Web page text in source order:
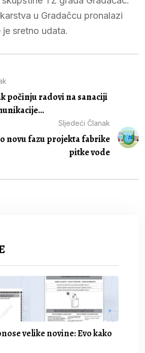
u Gradačcu pronalazi
sretno udata.
počinju radovi na sanaciji
Sljedeći Članak
novu fazu projekta fabrike
pitke vode
velike novine: Evo kako